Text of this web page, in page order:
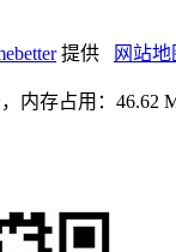
提供 网站地
内存占用：46.62